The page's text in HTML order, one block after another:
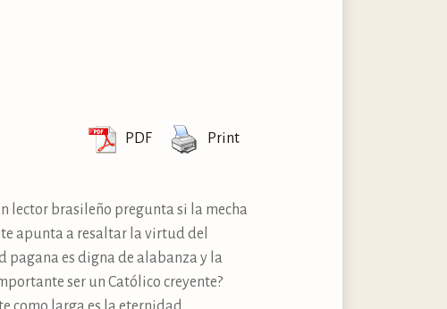
PDF Print
lector brasileño pregunta si la mecha
apunta a resaltar la virtud del
pagana es digna de alabanza y la
ser un Católico creyente?